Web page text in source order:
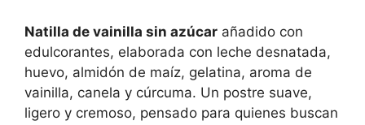
Natilla de vainilla sin azúcar añadido con
edulcorantes, elaborada con leche desnatada,
huevo, almidón de maíz, gelatina, aroma de
vainilla, canela y cúrcuma. Un postre suave,
ligero y cremoso, pensado para quienes buscan